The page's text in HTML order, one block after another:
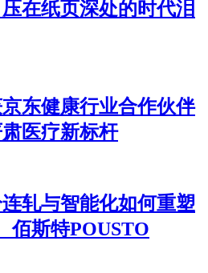
在纸页深处的时代泪
东健康行业合作伙伴
医疗新标杆
轧与智能化如何重塑
佰斯特POUSTO